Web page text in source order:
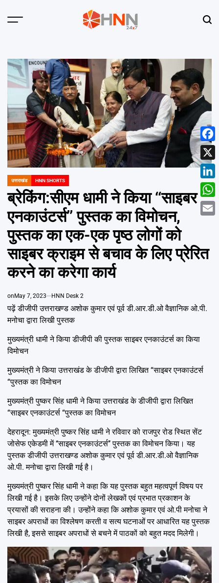
Menu
POSTED
उत्तराखंड HNN SHORTS
ब्रेकिंग:सीएम धामी ने किया ‘‘साइबर
एनकाउंटर्स’’ पुस्तक का विमोचन,
पुस्तक का एक-एक पृष्ठ लोगों को
साइबर क्राइम से बचाव के लिए प्रेरित
करने का करेगा कार्य
onMay 7, 2023 HNN Desk 2
पढ़ें डीजीपी उत्तराखण्ड अशोक कुमार एवं पूर्व डी.आर.डी.ओ वैज्ञानिक ओ.पी.
मनोचा द्वारा लिखी पुस्तक
मुख्‍यमंत्री धामी ने किया डीजीपी की पुस्‍तक साइबर एनकाउंटर्स का किया
विमोचन
मुख्यमंत्री ने किया उत्तराखंड के डीजीपी द्वारा लिखित “साइबर एनकाउंटर्स
“पुस्तक का विमोचन
मुख्यमंत्री पुष्कर सिंह धामी ने किया उत्तराखंड के डीजीपी द्वारा लिखित
“साइबर एनकाउंटर्स “पुस्तक का विमोचन
देहरादून: मुख्यमंत्री पुष्कर सिंह धामी ने रविवार को राजपुर रोड स्थित सेंट
जोसेफ एकेडमी में ‘‘साइबर एनकाउंटर्स’’ पुस्तक का विमोचन किया। यह
पुस्तक डीजीपी उत्तराखण्ड अशोक कुमार एवं पूर्व डी.आर.डी.ओ वैज्ञानिक
ओ.पी. मनोचा द्वारा लिखी गई है।
मुख्यमंत्री पुष्कर सिंह धामी ने कहा कि यह पुस्तक बहुत महत्वपूर्ण विषय पर
लिखी गई है। इसके लिए उन्होंने दोनों लेखकों एवं प्रभात प्रकाशन के
प्रयासों की सराहना की। उन्होंने कहा कि अशोक कुमार एवं ओ.पी मनोचा ने
साइबर अपराधों का विश्लेषण करती व सत्य घटनाओं पर आधारित यह पुस्तक
लिखी है, इससे साइबर अपराधों से बचने में पाठकों को बहुत मदद मिलेगी।
X